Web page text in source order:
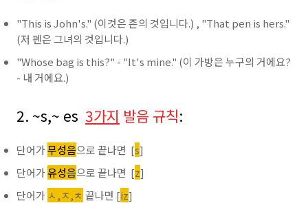
"This is John's." (이것은 존의 것입니다.) , "That pen is hers."
(저 펜은 그녀의 것입니다.)
"Whose bag is this?" - "It's mine." (이 가방은 누구의 거에요?
- 내 거에요.)
2. ~s,~ es 3가지 발음 규칙:
단어가무성음으로 끝나면 [s]
단어가유성음으로 끝나면 [z]
단어가 ㅅ,ㅈ,ㅊ 끝나면 [iz]